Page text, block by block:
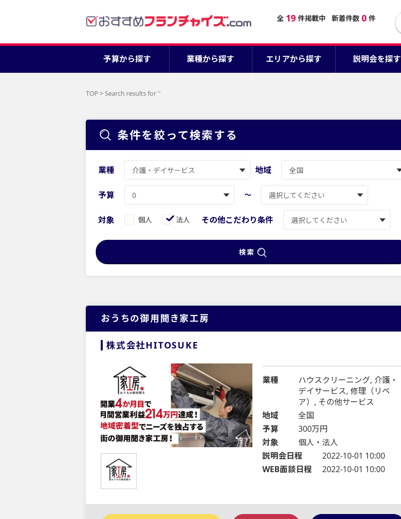
全 19 件掲載中 新着件数 0 件
予算から探す 業種から探す エリアから探す 説明会を探す
TOP >Search results for ''
条件を絞って検索する
業種 地域
予算 〜
対象 個人 法人 その他こだわり条件
検索
おうちの御用聞き家工房
株式会社HITOSUKE
業種
ハウスクリーニング, 介護・
デイサービス, 修理（リペ
ア）, その他サービス
地域
全国
予算
300万円
対象
個人・法人
説明会日程
2022-10-01 10:00
WEB面談日程
2022-10-01 10:00